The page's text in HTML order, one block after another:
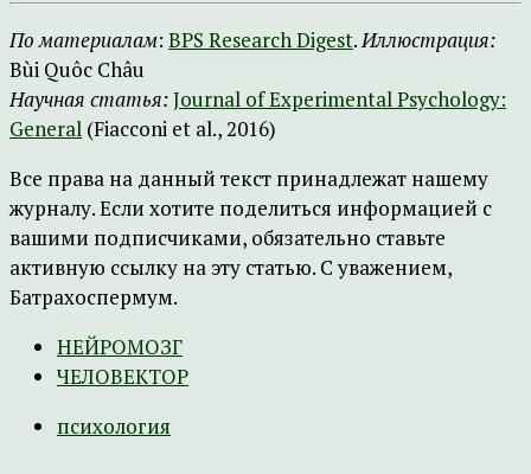
По материалам: BPS Research Digest.Иллюстрация:
Bùi Quôc Châu
Научная статья:Journal of Experimental Psychology:
General (Fiacconi et al., 2016)
Все права на данный текст принадлежат нашему
журналу. Если хотите поделиться информацией с
вашими подписчиками, обязательно ставьте
активную ссылку на эту статью. С уважением,
Батрахоспермум.
НЕЙРОМОЗГ
ЧЕЛОВЕКТОР
психология